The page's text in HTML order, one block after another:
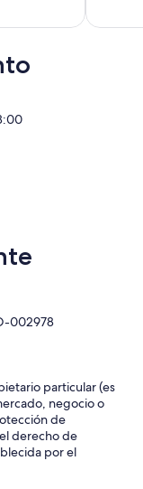
002978
particular (es
negocio o
de
derecho de
por el